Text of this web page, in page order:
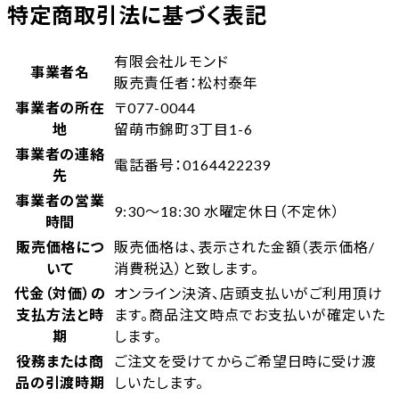
特定商取引法に基づく表記
事業者名
有限会社ルモンド
販売責任者：松村泰年
事業者の所在
地
〒077-0044
留萌市錦町3丁目 1-6
事業者の連絡
先
電話番号：0164422239
事業者の営業
時間
9:30～18:30 水曜定休日（不定休）
販売価格につ
いて
販売価格は、表示された金額（表示価格/
消費税込）と致します。
代金（対価）の
支払方法と時
期
オンライン決済、店頭支払いがご利用頂け
ます。商品注文時点でお支払いが確定いた
します。
役務または商
品の引渡時期
ご注文を受けてからご希望日時に受け渡
しいたします。